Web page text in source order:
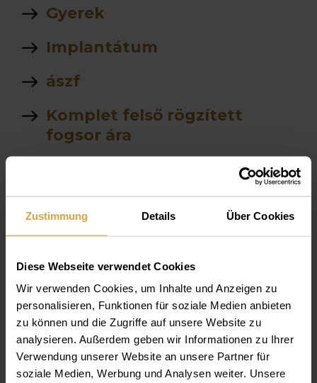
Zustimmung Details Über Cookies
Diese Webseite verwendet Cookies
Wir verwenden Cookies, um Inhalte und Anzeigen zu
personalisieren, Funktionen für soziale Medien anbieten
zu können und die Zugriffe auf unsere Website zu
analysieren. Außerdem geben wir Informationen zu Ihrer
Verwendung unserer Website an unsere Partner für
soziale Medien, Werbung und Analysen weiter. Unsere
Gyerek
Implantátum
ászf
Komplet felső rögzített
fogsor ára
árlista
fogĂˇszati ct
Parodontológia
Van e altatasra lehetĹ‘sĂ©g
szĂˇjĂĽregben Ă©gĹ‘
Ă©rzĂ©s